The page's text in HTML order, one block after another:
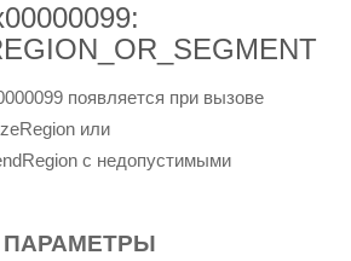
появляется при вызове
или
с недопустимыми
ПАРАМЕТРЫ